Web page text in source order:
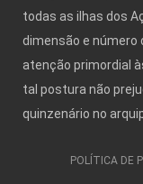
todas as ilhas dos
dimensão e número
atenção primordial
tal postura não
quinzenário no
POLÍTICA DE